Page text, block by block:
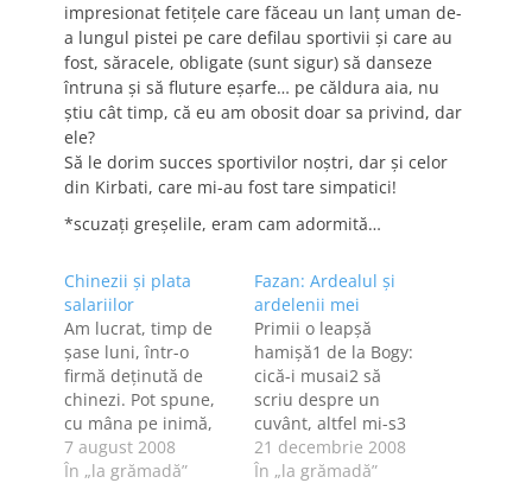
impresionat fetiţele care făceau un lanţ uman de-
a lungul pistei pe care defilau sportivii şi care au
fost, săracele, obligate (sunt sigur) să danseze
întruna şi să fluture eşarfe… pe căldura aia, nu
ştiu cât timp, că eu am obosit doar sa privind, dar
ele?
Să le dorim succes sportivilor noştri, dar şi celor
din Kirbati, care mi-au fost tare simpatici!
*scuzaţi greşelile, eram cam adormită…
Chinezii şi plata
salariilor
Am lucrat, timp de
şase luni, într-o
firmă deţinută de
chinezi. Pot spune,
cu mâna pe inimă,
că nu ştiu ce salariu
am avut. În fiecare
7 august 2008
În „la grămadă”
Fazan: Ardealul şi
ardelenii mei
Primii o leapşă
hamişă1 de la Bogy:
cică-i musai2 să
scriu despre un
cuvânt, altfel mi-s3
fazan; sau fazaniţă,
nu ştiu precis.
21 decembrie 2008
În „la grămadă”